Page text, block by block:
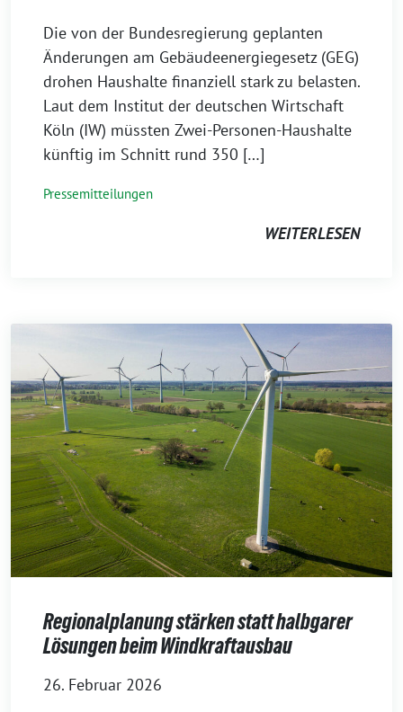
Die von der Bundesregierung geplanten
Änderungen am Gebäudeenergiegesetz (GEG)
drohen Haushalte finanziell stark zu belasten.
Laut dem Institut der deutschen Wirtschaft
Köln (IW) müssten Zwei-Personen-Haushalte
künftig im Schnitt rund 350 […]
Pressemitteilungen
WEITERLESEN
Regionalplanung stärken statt halbgarer
Lösungen beim Windkraftausbau
26. Februar 2026